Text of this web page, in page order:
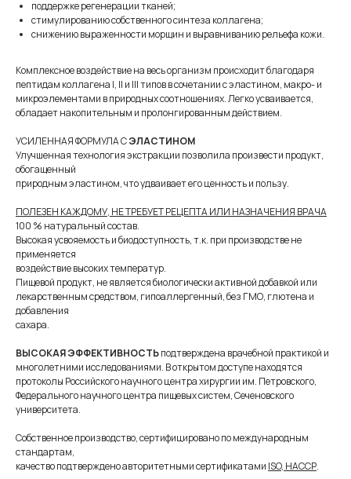
поддержке регенерации тканей;
стимулированию собственного синтеза коллагена;
снижению выраженности морщин и выравниванию рельефа кожи.
Комплексное воздействие на весь организм происходит благодаря
пептидам коллагена I, II и III типов в сочетании с эластином, макро- и
микроэлементами в природных соотношениях. Легко усваивается,
обладает накопительным и пролонгированным действием.
УСИЛЕННАЯ ФОРМУЛА СЭЛАСТИНОМ
Улучшенная технология экстракции позволила произвести продукт,
обогащенный
природным эластином, что удваивает его ценность и пользу.
ПОЛЕЗЕН КАЖДОМУ, НЕ ТРЕБУЕТ РЕЦЕПТА ИЛИ НАЗНАЧЕНИЯ ВРАЧА
100 % натуральный состав.
Высокая усвояемость и биодоступность, т.к. при производстве не
применяется
воздействие высоких температур.
Пищевой продукт, не является биологически активной добавкой или
лекарственным средством, гипоаллергенный, без ГМО, глютена и
добавления
сахара.
ВЫСОКАЯ ЭФФЕКТИВНОСТЬподтверждена врачебной практикой и
многолетними исследованиями. В открытом доступе находятся
протоколы Российского научного центра хирургии им. Петровского,
Федерального научного центра пищевых систем, Сеченовского
университета.
Собственное производство, сертифицировано по международным
стандартам,
качество подтверждено авторитетными сертификатами ISO, HAССР.